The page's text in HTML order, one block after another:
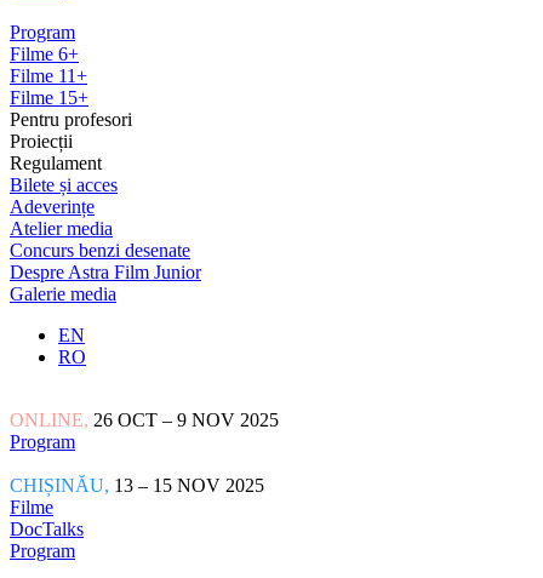
Program
Filme 6+
Filme 11+
Filme 15+
Pentru profesori
Proiecții
Regulament
Bilete și acces
Adeverințe
Atelier media
Concurs benzi desenate
Despre Astra Film Junior
Galerie media
EN
RO
ONLINE, 26 OCT – 9 NOV 2025
Program
CHIȘINĂU, 13 – 15 NOV 2025
Filme
DocTalks
Program